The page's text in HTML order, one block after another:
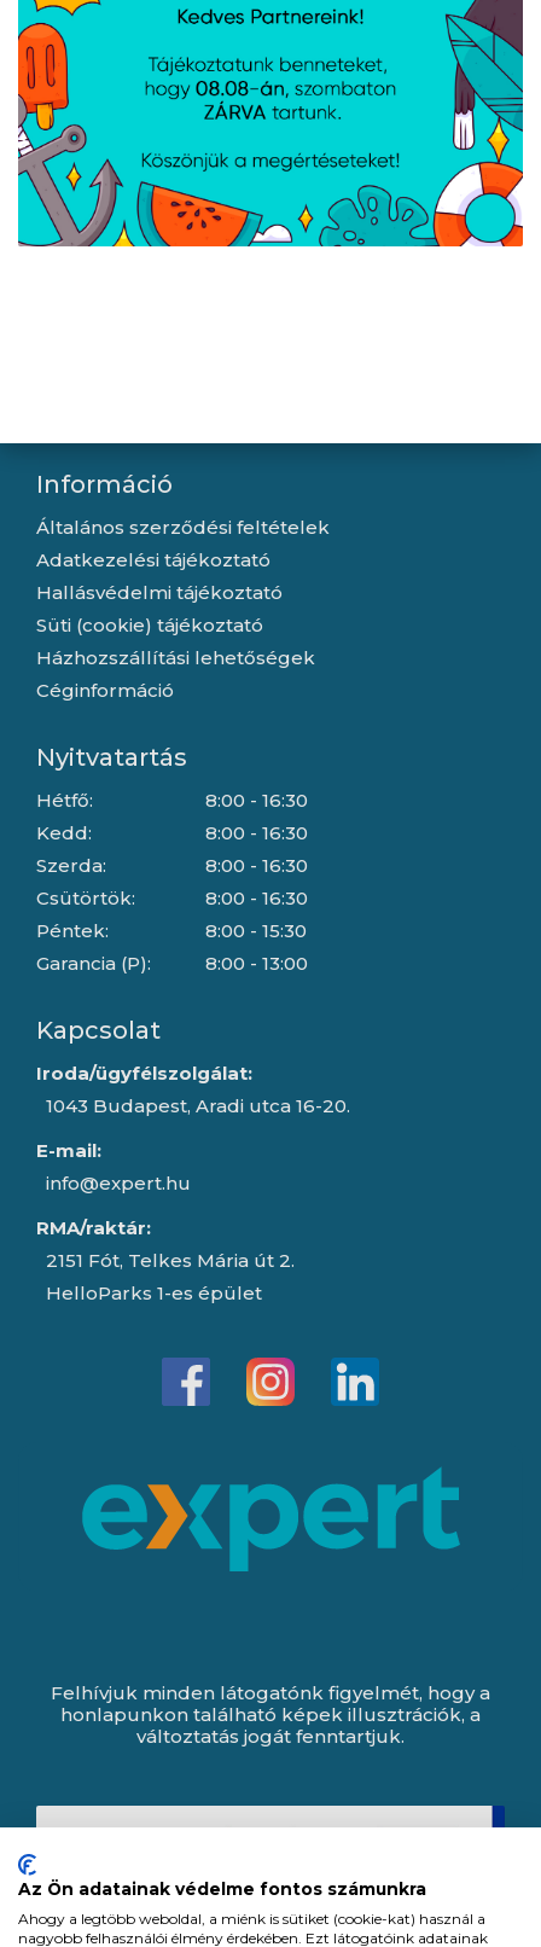
Apple MBA 13.6:
MIDNIGHT/M5 10C
CPU/8C
GPU/16GB/512GB-MAG
Apple MB NEO 13:
INDIGO/A18 PRO 6C
CPU/5C GPU/8GB/512GB-
Navigáció
Információ
Általános szerződési feltételek
Adatkezelési tájékoztató
Hallásvédelmi tájékoztató
Süti (cookie) tájékoztató
Házhozszállítási lehetőségek
Céginformáció
Nyitvatartás
Hétfő:
Kedd:
Szerda:
Csütörtök:
Péntek:
Garancia (P):
8:00 - 16:30
8:00 - 16:30
8:00 - 16:30
8:00 - 16:30
8:00 - 15:30
8:00 - 13:00
Kapcsolat
Iroda/ügyfélszolgálat:
1043 Budapest, Aradi utca 16-20.
E-mail:
info@expert.hu
RMA/raktár:
2151 Fót, Telkes Mária út 2.
HelloParks 1-es épület
Felhívjuk minden látogatónk figyelmét, hogy a
honlapunkon található képek illusztrációk, a
változtatás jogát fenntartjuk.
Az Ön adatainak védelme fontos számunkra
Ahogy a legtöbb weboldal, a miénk is sütiket (cookie-kat) használ a
nagyobb felhasználói élmény érdekében. Ezt látogatóink adatainak